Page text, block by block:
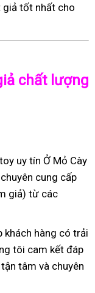
giả tốt nhất cho
chất lượng
uy tín Ở Mỏ Cày
cung cấp
giả) từ các
khách hàng có trải
tôi cam kết đáp
tâm và chuyên